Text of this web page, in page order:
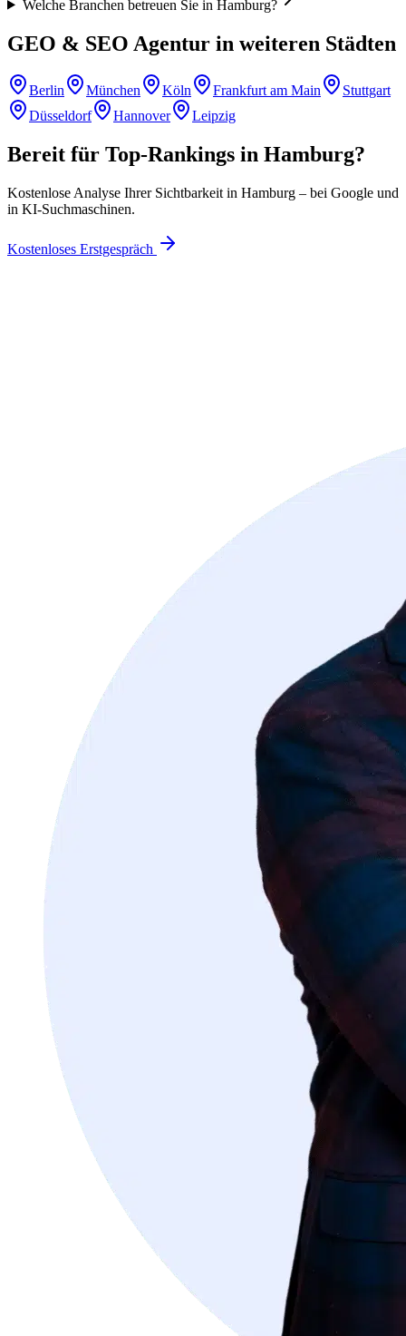
Welche Branchen betreuen Sie in Hamburg?
GEO & SEO Agentur in weiteren Städten
Berlin München Köln Frankfurt am Main
Stuttgart
Düsseldorf
Hannover Leipzig
Bereit für Top-Rankings in Hamburg?
Kostenlose Analyse Ihrer Sichtbarkeit in Hamburg – bei Google und
in KI-Suchmaschinen.
Kostenloses Erstgespräch